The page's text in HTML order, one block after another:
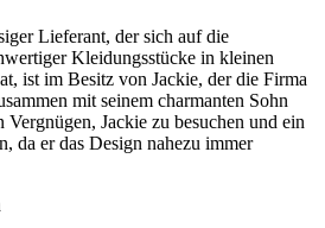
Lieferant, der sich auf die
Kleidungsstücke in kleinen
ist im Besitz von Jackie, der die Firma
mit seinem charmanten Sohn
Jackie zu besuchen und ein
da er das Design nahezu immer